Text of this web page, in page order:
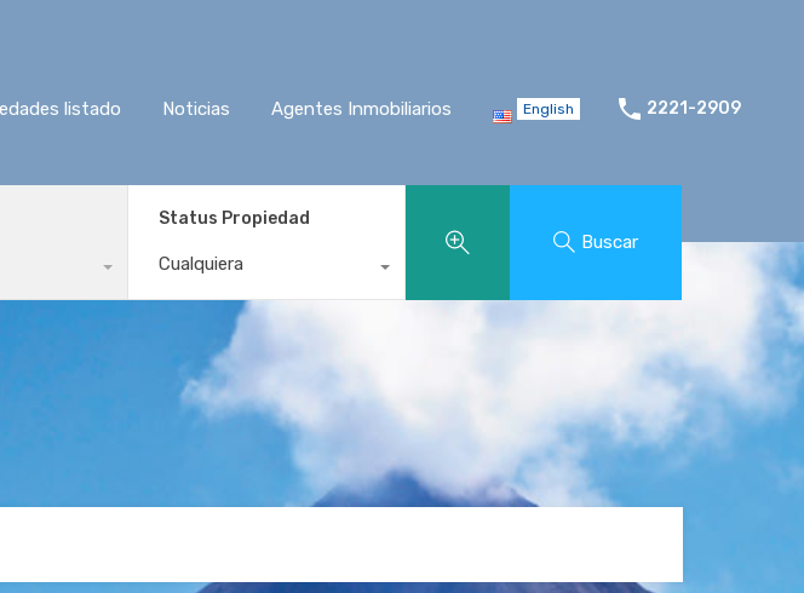
listado Noticias Agentes Inmobiliarios English 2221-2909
Status Propiedad
Cualquiera
Buscar